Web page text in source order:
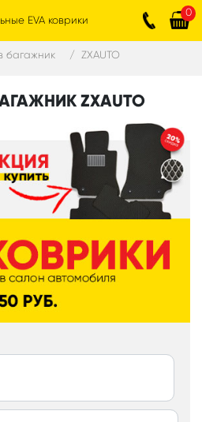
EVA коврики
0
багажник ZXAUTO
ZXAUTO